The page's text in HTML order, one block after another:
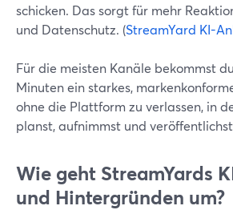
schicken. Das sorgt für mehr
und Datenschutz. (StreamYard KI-
Für die meisten Kanäle bekommst
Minuten ein starkes,
ohne die Plattform zu verlassen, in
planst, aufnimmst und
Wie geht StreamYards
und Hintergründen um?